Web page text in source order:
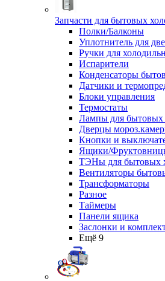
Запчасти для бытовых
Полки/Балконы
Уплотнитель для
Ручки для
Испарители
Конденсаторы
Датчики и
Блоки управления
Термостаты
Лампы для бытовых
Дверцы
Кнопки и
Ящики/
ТЭНы для бытовых
Вентиляторы
Трансформаторы
Разное
Таймеры
Панели ящика
Заслонки и
Ещё 9